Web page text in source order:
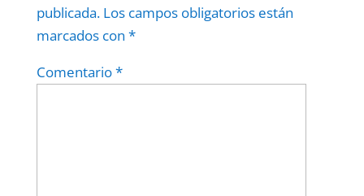
publicada. Los campos obligatorios están
marcados con *
Comentario*